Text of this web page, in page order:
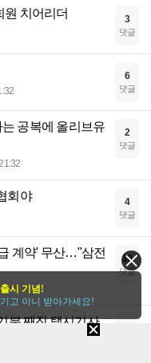
원 치어리더 3
댓글
6
댓글
공복에 올리브유
21:32
2
댓글
회야 4
댓글
계약' 무산…"삼전
10
댓글
분 째진 택시기사
시 기념!
고 이니 받아가세요!